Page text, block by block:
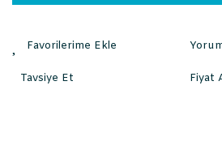
Tavsiye Et Fiyat